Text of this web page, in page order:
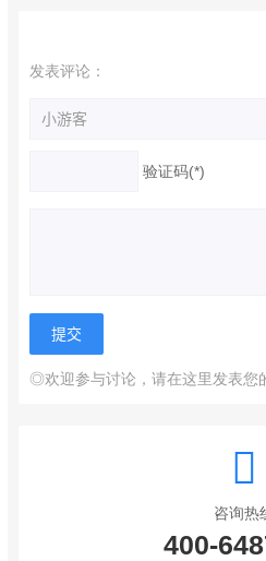
发表评论：
验证码(*)
◎欢迎参与讨论，请在这里发表您
咨询热
400-